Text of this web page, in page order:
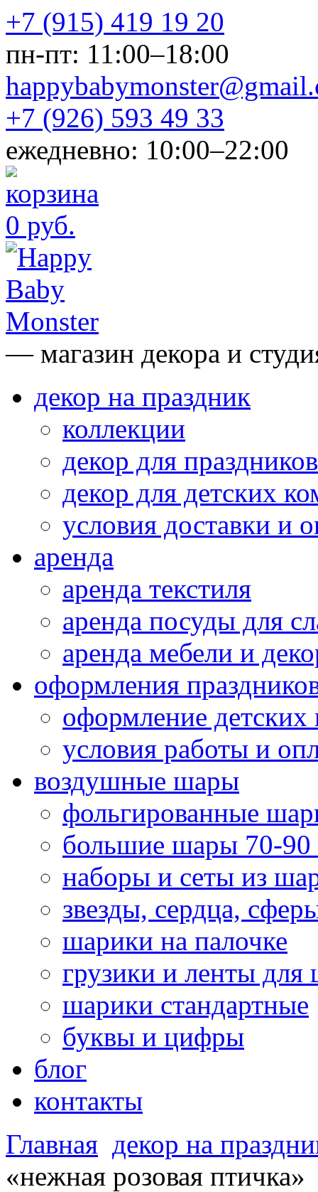
+7 (915) 419 19 20
пн-пт: 11:00–18:00
+7 (926) 593 49 33
ежедневно: 10:00–22:00
0 руб.
— магазин декора и
декор на праздник
коллекции
декор для праздников
декор для детских
условия доставки и
аренда
аренда текстиля
аренда посуды для
аренда мебели и
оформления
оформление детских
условия работы и
воздушные шары
фольгированные
большие шары 70-90
наборы и сеты из
звезды, сердца,
шарики на палочке
грузики и ленты для
шарики стандартные
буквы и цифры
блог
контакты
Главная декор на
«нежная розовая птичка»